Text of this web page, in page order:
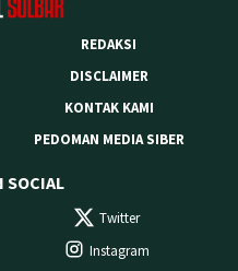
REDAKSI
DISCLAIMER
KONTAK KAMI
PEDOMAN MEDIA SIBER
SOCIAL
Twitter
Instagram